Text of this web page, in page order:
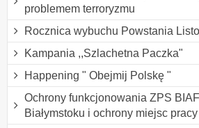
problemem terroryzmu
Rocznica wybuchu Powstania
Kampania ,,Szlachetna Paczka"
Happening " Obejmij Polskę "
Ochrony funkcjonowania ZPS
Białymstoku i ochrony miejsc pracy